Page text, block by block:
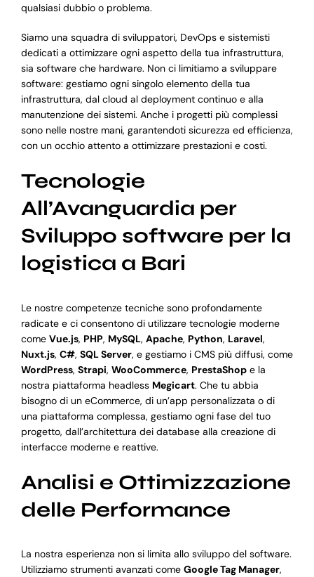
qualsiasi dubbio o problema.
Siamo una squadra di sviluppatori, DevOps e sistemisti
dedicati a ottimizzare ogni aspetto della tua infrastruttura,
sia software che hardware. Non ci limitiamo a sviluppare
software: gestiamo ogni singolo elemento della tua
infrastruttura, dal cloud al deployment continuo e alla
manutenzione dei sistemi. Anche i progetti più complessi
sono nelle nostre mani, garantendoti sicurezza ed efficienza,
con un occhio attento a ottimizzare prestazioni e costi.
Tecnologie
All’Avanguardia per
Sviluppo software per la
logistica a Bari
Le nostre competenze tecniche sono profondamente
radicate e ci consentono di utilizzare tecnologie moderne
come Vue.js, PHP, MySQL, Apache, Python, Laravel,
Nuxt.js, C#, SQL Server, e gestiamo i CMS più diffusi, come
WordPress, Strapi, WooCommerce, PrestaShope la
nostra piattaforma headless Megicart. Che tu abbia
bisogno di un eCommerce, di un’app personalizzata o di
una piattaforma complessa, gestiamo ogni fase del tuo
progetto, dall’architettura dei database alla creazione di
interfacce moderne e reattive.
Analisi e Ottimizzazione
delle Performance
La nostra esperienza non si limita allo sviluppo del software.
Utilizziamo strumenti avanzati come Google Tag Manager,